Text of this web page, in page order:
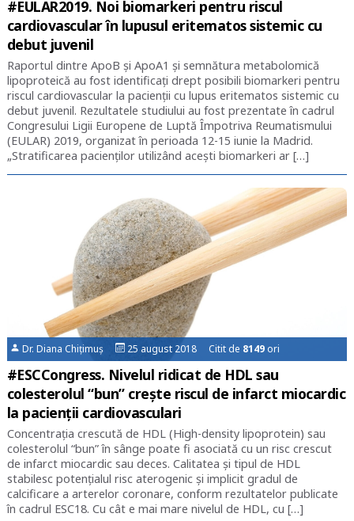
#EULAR2019. Noi biomarkeri pentru riscul
cardiovascular în lupusul eritematos sistemic cu
debut juvenil
Raportul dintre ApoB și ApoA1 și semnătura metabolomică
lipoproteică au fost identificați drept posibili biomarkeri pentru
riscul cardiovascular la pacienții cu lupus eritematos sistemic cu
debut juvenil. Rezultatele studiului au fost prezentate în cadrul
Congresului Ligii Europene de Luptă Împotriva Reumatismului
(EULAR) 2019, organizat în perioada 12-15 iunie la Madrid.
„Stratificarea pacienților utilizând acești biomarkeri ar […]
Dr. Diana Chițimuș 25 august 2018 Citit de 8149 ori
#ESCCongress. Nivelul ridicat de HDL sau
colesterolul “bun” crește riscul de infarct miocardic
la pacienții cardiovasculari
Concentrația crescută de HDL (High-density lipoprotein) sau
colesterolul “bun” în sânge poate fi asociată cu un risc crescut
de infarct miocardic sau deces. Calitatea și tipul de HDL
stabilesc potențialul risc aterogenic și implicit gradul de
calcificare a arterelor coronare, conform rezultatelor publicate
în cadrul ESC18. Cu cât e mai mare nivelul de HDL, cu […]